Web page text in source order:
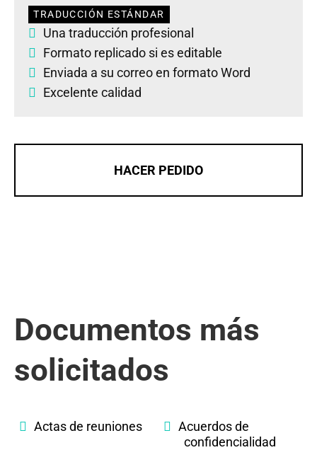
TRADUCCIÓN ESTÁNDAR
Una traducción profesional
Formato replicado si es editable
Enviada a su correo en formato Word
Excelente calidad
HACER PEDIDO
Documentos más
solicitados
Actas de reuniones
Acuerdos de
confidencialidad